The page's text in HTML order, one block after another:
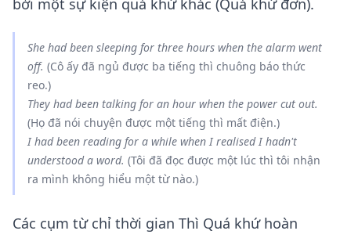
bởi một sự kiện quá khứ khác (Quá khứ đơn).
She had been sleeping for three hours when the alarm went
off. (Cô ấy đã ngủ được ba tiếng thì chuông báo thức
reo.)
They had been talking for an hour when the power cut out.
(Họ đã nói chuyện được một tiếng thì mất điện.)
Ihad been reading for a while when I realised I hadn't
understood a word. (Tôi đã đọc được một lúc thì tôi nhận
ra mình không hiểu một từ nào.)
Các cụm từ chỉ thời gian Thì Quá khứ hoàn